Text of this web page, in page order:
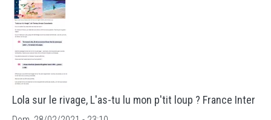
Lola sur le rivage, L'as-tu lu mon p'tit loup ? France Inter